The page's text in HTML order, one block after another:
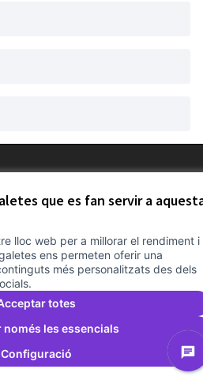
que es fan servir a
lloc web per a millorar el rendiment i
ens permeten oferir una
més personalitzats des dels
totes
només les essencials
Configuració
Choose language
(Link externo)
.